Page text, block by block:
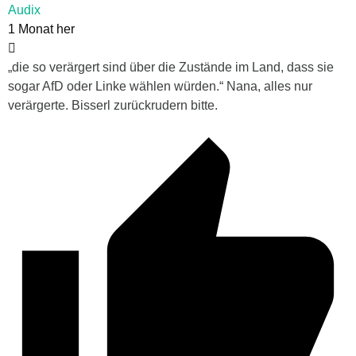
Audix
1 Monat her
„die so verärgert sind über die Zustände im Land, dass sie
sogar AfD oder Linke wählen würden.“ Nana, alles nur
verärgerte. Bisserl zurückrudern bitte.